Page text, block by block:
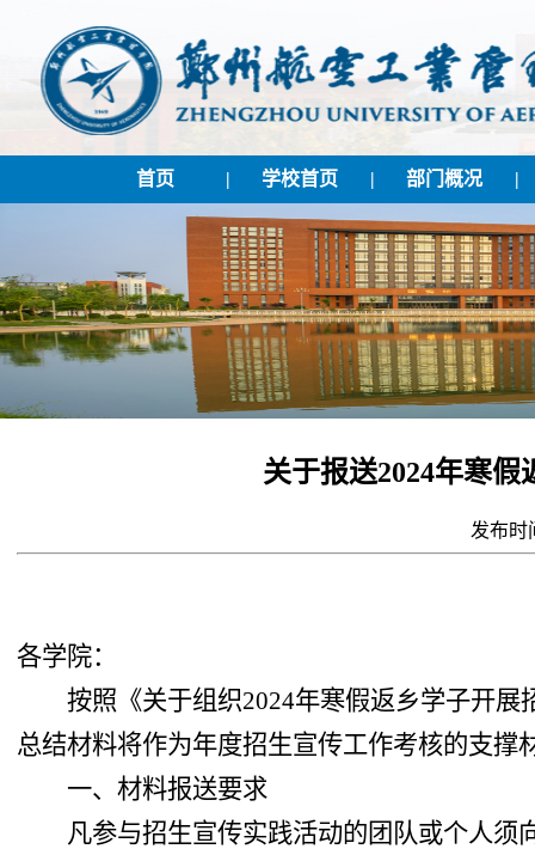
首页 | 学校首页 | 部门概况 |
关于报送2024年寒
发布时
各学院：
按照《关于组织2024年寒假返乡学子开展
总结材料将作为年度招生宣传工作考核的支撑
一、材料报送要求
凡参与招生宣传实践活动的团队或个人